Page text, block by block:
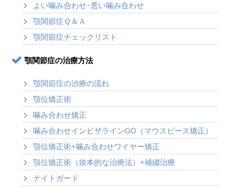
よい噛み合わせ･悪い噛み合わせ
顎関節症Ｑ＆Ａ
顎関節症チェックリスト
顎関節症の治療方法
顎関節症の治療の流れ
顎位矯正術
噛み合わせ矯正
噛み合わせインビザラインGO（マウスピース矯正）
顎位矯正術+噛み合わせワイヤー矯正
顎位矯正術（抜本的な治療法）+補綴治療
ナイトガード